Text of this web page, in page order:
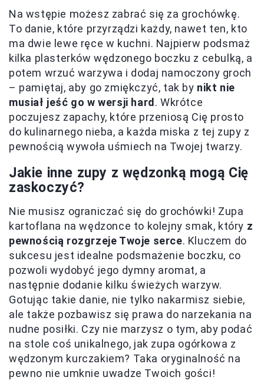
Na wstępie możesz zabrać się za grochówkę.
To danie, które przyrządzi każdy, nawet ten, kto
ma dwie lewe ręce w kuchni. Najpierw podsmaż
kilka plasterków wędzonego boczku z cebulką, a
potem wrzuć warzywa i dodaj namoczony groch
– pamiętaj, aby go zmiękczyć, tak by nikt nie
musiał jeść go w wersji hard. Wkrótce
poczujesz zapachy, które przeniosą Cię prosto
do kulinarnego nieba, a każda miska z tej zupy z
pewnością wywoła uśmiech na Twojej twarzy.
Jakie inne zupy z wędzonką mogą Cię
zaskoczyć?
Nie musisz ograniczać się do grochówki! Zupa
kartoflana na wędzonce to kolejny smak, który z
pewnością rozgrzeje Twoje serce. Kluczem do
sukcesu jest idealne podsmażenie boczku, co
pozwoli wydobyć jego dymny aromat, a
następnie dodanie kilku świeżych warzyw.
Gotując takie danie, nie tylko nakarmisz siebie,
ale także pozbawisz się prawa do narzekania na
nudne posiłki. Czy nie marzysz o tym, aby podać
na stole coś unikalnego, jak zupa ogórkowa z
wędzonym kurczakiem? Taka oryginalność na
pewno nie umknie uwadze Twoich gości!